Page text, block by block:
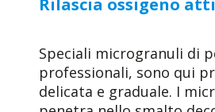
Speciali microgranuli di
professionali, sono qui
delicata e graduale. I